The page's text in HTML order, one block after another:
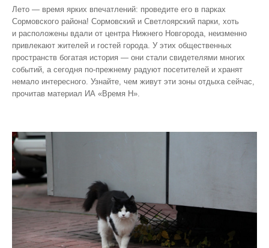
Лето — время ярких впечатлений: проведите его в парках
Сормовского района! Сормовский и Светлоярский парки, хоть
и расположены вдали от центра Нижнего Новгорода, неизменно
привлекают жителей и гостей города. У этих общественных
пространств богатая история — они стали свидетелями многих
событий, а сегодня по‑прежнему радуют посетителей и хранят
немало интересного. Узнайте, чем живут эти зоны отдыха сейчас,
прочитав материал ИА «Время Н».